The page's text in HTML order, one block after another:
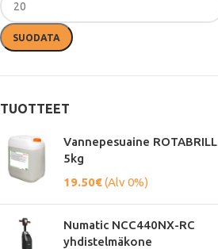
SUODATA
TUOTTEET
Vannepesuaine ROTABRILL
5kg
19.50€(Alv 0%)
Numatic NCC440NX-RC
yhdistelmäkone